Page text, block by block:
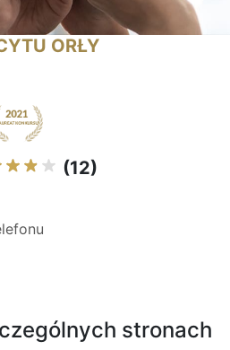
ORŁY
(12)
stronach